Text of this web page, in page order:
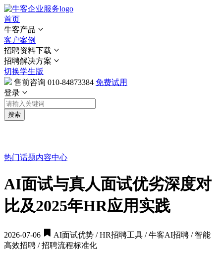
首页
牛客产品
客户案例
招聘资料下载
招聘解决方案
切换学生版
售前咨询 010-84873384 免费试用
登录
搜索
热门话题内容中心
AI面试与真人面试优劣深度对
比及2025年HR应用实践
2026-07-06
AI面试优势 / HR招聘工具 / 牛客AI招聘 / 智能
高效招聘 / 招聘流程标准化